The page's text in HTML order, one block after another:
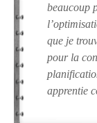
beaucoup
que je
pour la
apprentie